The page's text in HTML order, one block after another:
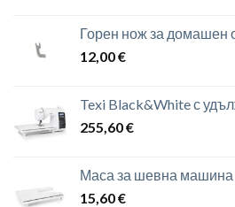
Горен нож за домашен
12,00€
Texi Black&White с
255,60€
Маса за шевна машина
15,60€